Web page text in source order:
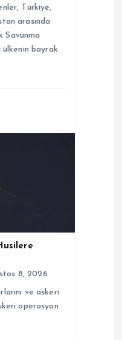
Türkiye,
arasında
Savunma
ülkenin bayrak
8, 2026
ve askeri
operasyon